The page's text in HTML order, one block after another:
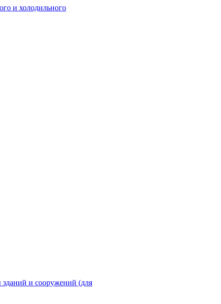
и холодильного
зданий и сооружений (для